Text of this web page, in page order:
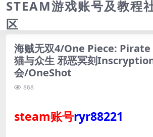
STEAM游戏账号及教程
区
海贼无双4/One Piece:
猫与众生 邪恶冥刻
会/OneShot
868
steam账号ryr88221